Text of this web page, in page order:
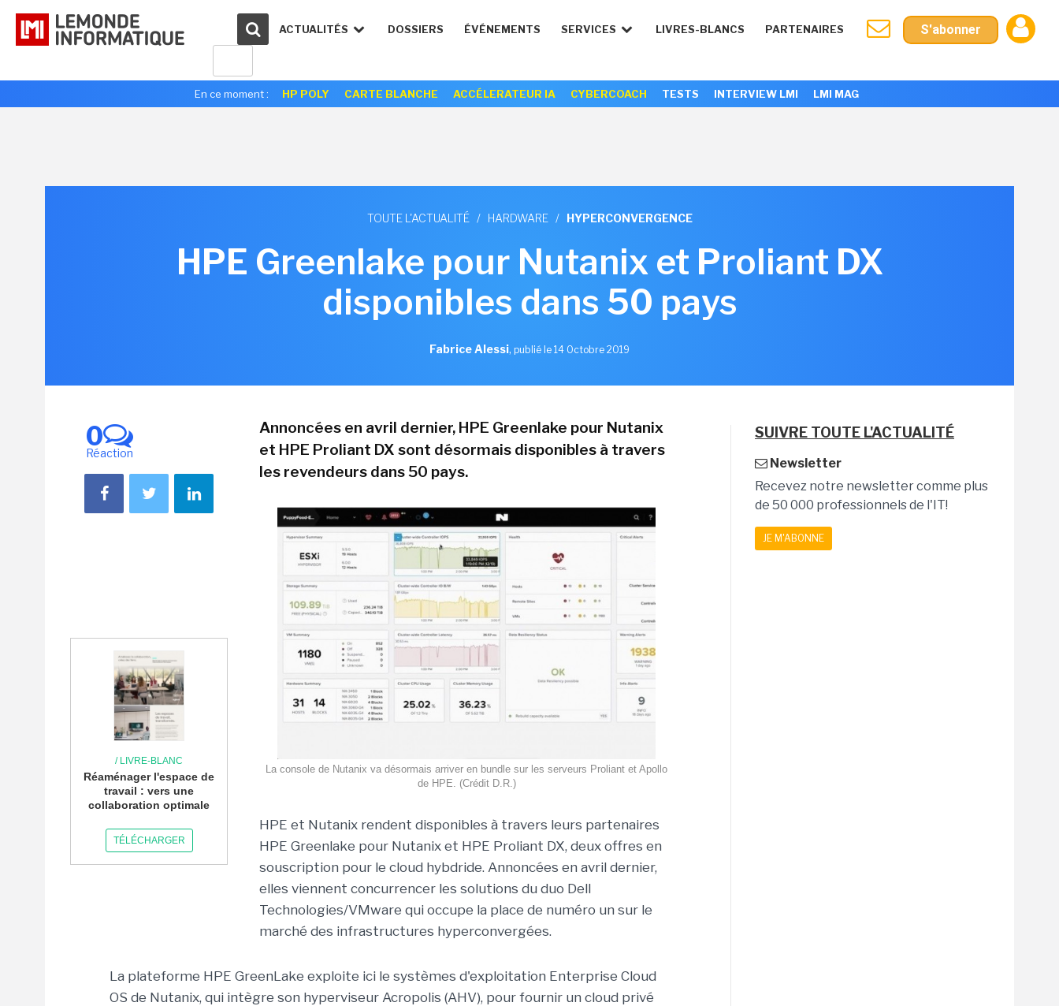
ACTUALITÉS DOSSIERS ÉVÉNEMENTS SERVICES LIVRES-BLANCS PARTENAIRES S'abonner
En ce moment : HP POLY CARTE BLANCHE ACCÉLERATEUR IA CYBERCOACH TESTS INTERVIEW LMI LMI MAG
TOUTE L'ACTUALITÉ / HARDWARE / HYPERCONVERGENCE
HPE Greenlake pour Nutanix et Proliant DX
disponibles dans 50 pays
Fabrice Alessi, publié le 14 Octobre 2019
0
Réaction
/ LIVRE-BLANC
Réaménager l'espace de
travail : vers une
collaboration optimale
TÉLÉCHARGER
Annoncées en avril dernier, HPE Greenlake pour Nutanix
et HPE Proliant DX sont désormais disponibles à travers
les revendeurs dans 50 pays.
La console de Nutanix va désormais arriver en bundle sur les serveurs Proliant et Apollo
de HPE. (Crédit D.R.)
HPE et Nutanix rendent disponibles à travers leurs partenaires
HPE Greenlake pour Nutanix et HPE Proliant DX, deux offres en
souscription pour le cloud hybdride. Annoncées en avril dernier,
elles viennent concurrencer les solutions du duo Dell
Technologies/VMware qui occupe la place de numéro un sur le
marché des infrastructures hyperconvergées.
La plateforme HPE GreenLake exploite ici le systèmes d'exploitation Enterprise Cloud
OS de Nutanix, qui intègre son hyperviseur Acropolis (AHV), pour fournir un cloud privé
SUIVRE TOUTE L'ACTUALITÉ
Newsletter
Recevez notre newsletter comme plus
de 50 000 professionnels de l'IT!
JE M'ABONNE